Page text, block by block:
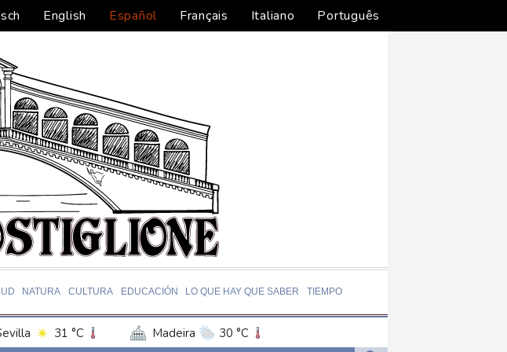
English Español Français Italiano Português
NATURA CULTURA EDUCACIÓN LO QUE HAY QUE SABER TIEMPO
31 °C Madeira
30 °C